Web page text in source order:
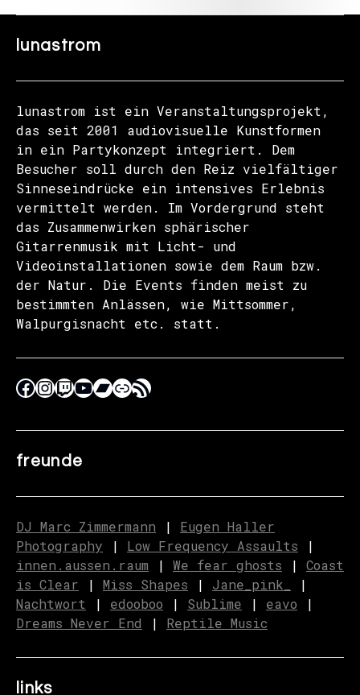
lunastrom
lunastrom ist ein Veranstaltungsprojekt,
das seit 2001 audiovisuelle Kunstformen
in ein Partykonzept integriert. Dem
Besucher soll durch den Reiz vielfältiger
Sinneseindrücke ein intensives Erlebnis
vermittelt werden. Im Vordergrund steht
das Zusammenwirken sphärischer
Gitarrenmusik mit Licht- und
Videoinstallationen sowie dem Raum bzw.
der Natur. Die Events finden meist zu
bestimmten Anlässen, wie Mittsommer,
Walpurgisnacht etc. statt.
freunde
DJ Marc Zimmermann | Eugen Haller
Photography | Low Frequency Assaults |
innen.aussen.raum | We fear ghosts | Coast
is Clear | Miss Shapes | Jane_pink_
|
Nachtwort | edooboo | Sublime | eavo |
Dreams Never End | Reptile Music
links